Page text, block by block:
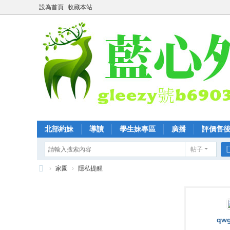
設為首頁 收藏本站
北部約妹 導讀 學生妹專區 廣播 評價售
帖子
› 家園 › 隱私提醒